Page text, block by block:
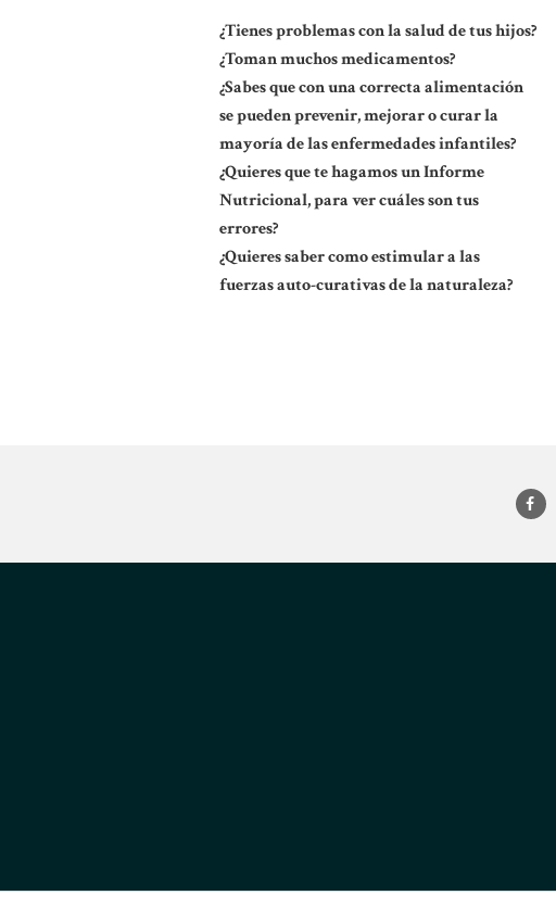
¿Tienes problemas con la salud de tus hijos?
¿Toman muchos medicamentos?
¿Sabes que con una correcta alimentación
se pueden prevenir, mejorar o curar la
mayoría de las enfermedades infantiles?
¿Quieres que te hagamos un Informe
Nutricional, para ver cuáles son tus
errores?
¿Quieres saber como estimular a las
fuerzas auto-curativas de la naturaleza?